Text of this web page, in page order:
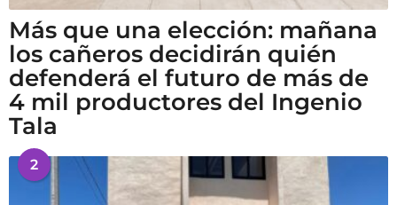
Más que una elección: mañana
los cañeros decidirán quién
defenderá el futuro de más de
4 mil productores del Ingenio
Tala
2